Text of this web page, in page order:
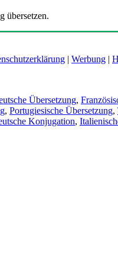
übersetzen.
| Werbung |
Übersetzung,
, Portugiesische Übersetzung,
Konjugation,